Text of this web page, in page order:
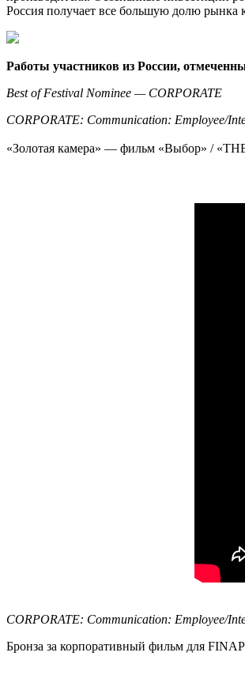
Россия получает все большую долю рынка
Работы участников из России,
Best of Festival Nominee — CORPORATE
CORPORATE: Communication: Employee/
«Золотая камера» — фильм «Выбор» /
CORPORATE: Communication: Employee/
Бронза за корпоративный фильм для